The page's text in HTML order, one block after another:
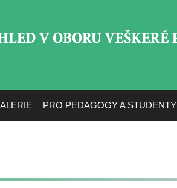
PRO PEDAGOGY A STUDENTY